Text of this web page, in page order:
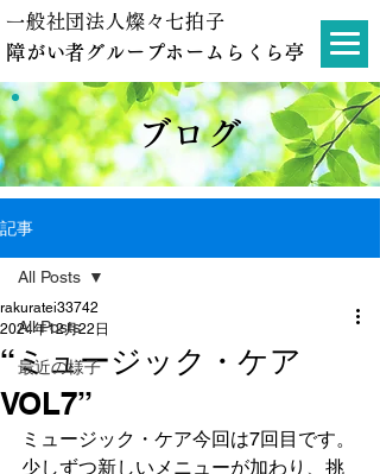
一般社団法人燦々七拍子
障がい者グループホームらくら亭
ブログ
記事
All Posts
最近の様子
All Posts
“ミュージック・ケア
VOL7”
rakuratei33742
2024年12月22日
ミュージック・ケア今回は7回目です。
少しずつ新しいメニューが加わり、挑